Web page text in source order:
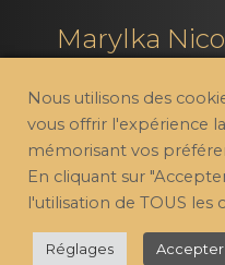
Marylka
Politique de
Charte
© Copyright - Tous
Valentin - Medium
Nous utilisons des
vous offrir l'expérience
mémorisant vos
En cliquant sur
l'utilisation de TOUS les
Réglages Accepter